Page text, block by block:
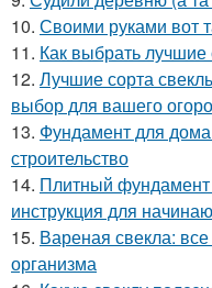
10. Своими руками вот
11. Как выбрать лучшие
12. Лучшие сорта
выбор для вашего
13. Фундамент для
строительство
14. Плитный
инструкция для
15. Вареная свекла:
организма